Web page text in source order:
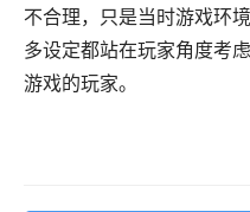
不合理，只是当时游戏环
多设定都站在玩家角度考
游戏的玩家。